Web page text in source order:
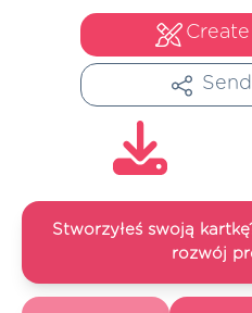
Stworzyłeś swoją
rozwój